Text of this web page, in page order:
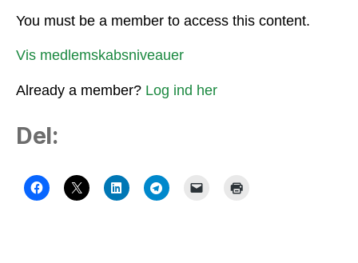
You must be a member to access this content.
Vis medlemskabsniveauer
Already a member? Log ind her
Del: